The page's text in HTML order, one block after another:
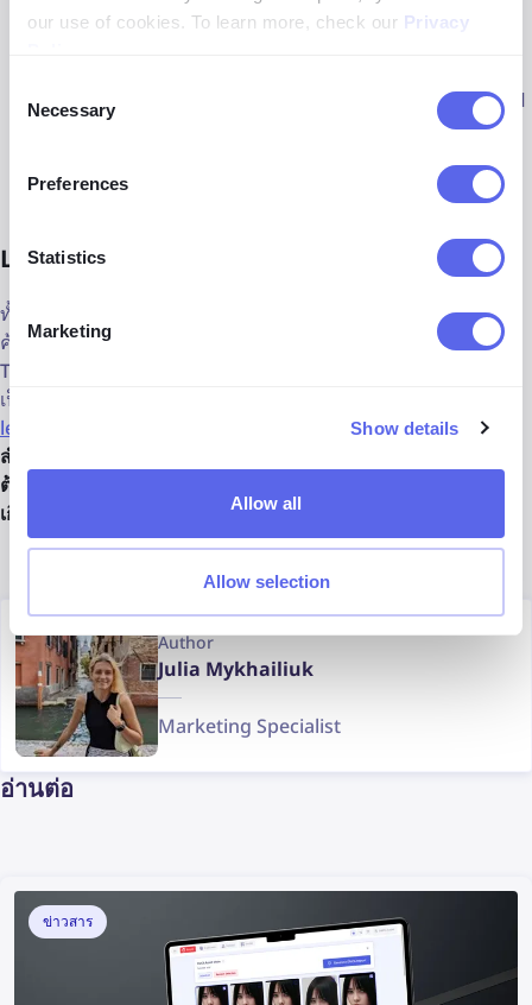
our use of cookies. To learn more, check our Privacy
Selection
Necessary
Preferences
Statistics
Marketing
Show details
Allow all
Allow selection
ค้นหาไม่เพียงแค่การจับคู่ที่ดีที่สุด แต่ยังรวมถึงภาพที่เกี่ยวข้อง/
: TinEye เหมาะสำหรับการติดตามภาพที่รู้จักทั่วไป
lenso.ai
เหมาะทั้งสำหรับการติดตามภาพทั่วไปและ
Lenso.ai vs TinEye - สรุป
ทั้ง
และ TinEye เป็นเครื่องมือที่มีประโยชน์สำหรับการ
ค้นหาภาพย้อนกลับ แต่ตอบสนองความต้องการที่แตกต่างกัน
TinEye โดดเด่นในการค้นหาที่ที่ภาพปรากฏออนไลน์ ทำให้มัน
เป็นเครื่องมือที่มีประโยชน์สำหรับการติดตามภาพ ในขณะที่
lenso.ai
ให้การวิเคราะห์ภาพอย่างละเอียด ทำให้มันเหมาะ
สำหรับผู้ใช้ที่ต้องการข้อมูลเพิ่มเติมเกี่ยวกับภาพและสำหรับผู้ที่
ต้องการทำการค้นหาภาพย้อนกลับอย่างลึกซึ้งและมีความ
เกี่ยวข้อง
Author
Julia Mykhailiuk
Marketing Specialist
อ่านต่อ
ข่าวสาร